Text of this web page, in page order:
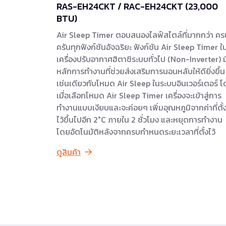
RAS-EH24CKT / RAC-EH24CKT (23,000
BTU)
Air Sleep Timer ตอบสนองไลฟ์สไตล์ที่มากกว่า ค
ครันทุกฟังก์ชันอัจฉริยะ ฟังก์ชัน Air Sleep Timer ใ
เครื่องปรับอากาศฮิตาชิระบบทั่วไป (Non-Inverter)
หลักการทำงานที่ช่วยส่งเสริมการนอนหลับให้ดียิ่งขึ้น
เช่นเดียวกับโหมด Air Sleep ในระบบอินเวอร์เตอร์
เมื่อเลือกโหมด Air Sleep Timer เครื่องจะเข้าสู่การ
ทำงานแบบเงียบและจะค่อยๆ เพิ่มอุณหภูมิจากค่าที่ตั้
ไว้ขึ้นไปอีก 2°C ภายใน 2 ชั่วโมง และหยุดการทำงาน
โดยอัตโนมัติหลังจากครบกำหนดระยะเวลาที่ตั้งไว้
ดูสินค้า